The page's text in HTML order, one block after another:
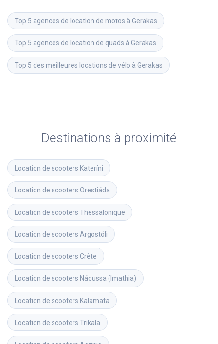
Top 5 agences de location de motos à Gerakas
Top 5 agences de location de quads à Gerakas
Top 5 des meilleures locations de vélo à Gerakas
Destinations à proximité
Location de scooters Kateríni
Location de scooters Orestiáda
Location de scooters Thessalonique
Location de scooters Argostóli
Location de scooters Crète
Location de scooters Náoussa (Imathia)
Location de scooters Kalamata
Location de scooters Trikala